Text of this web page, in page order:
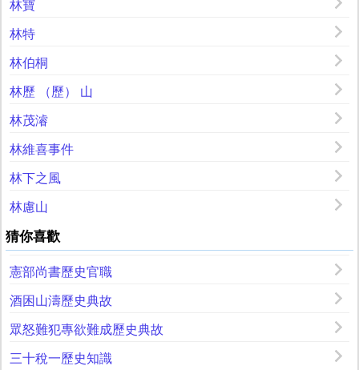
林寶
林特
林伯桐
林歷 （歷） 山
林茂濬
林維喜事件
林下之風
林慮山
猜你喜歡
憲部尚書歷史官職
酒困山濤歷史典故
眾怒難犯專欲難成歷史典故
三十稅一歷史知識